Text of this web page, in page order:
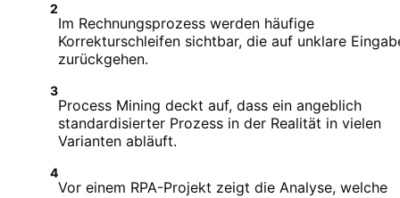
2
Im Rechnungsprozess werden häufige
Korrekturschleifen sichtbar, die auf unklare
zurückgehen.
3
Process Mining deckt auf, dass ein angeblich
standardisierter Prozess in der Realität in vielen
Varianten abläuft.
4
Vor einem RPA-Projekt zeigt die Analyse, welche